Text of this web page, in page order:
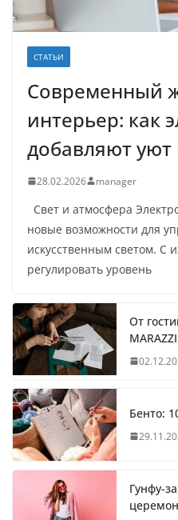
СТАТЬИ
Современный
интерьер: как
добавляют уют
28.02.2026 manager
Свет и атмосфера
новые возможности для
искусственным светом.
регулировать уровень
От
Бенто:
Гунфу-